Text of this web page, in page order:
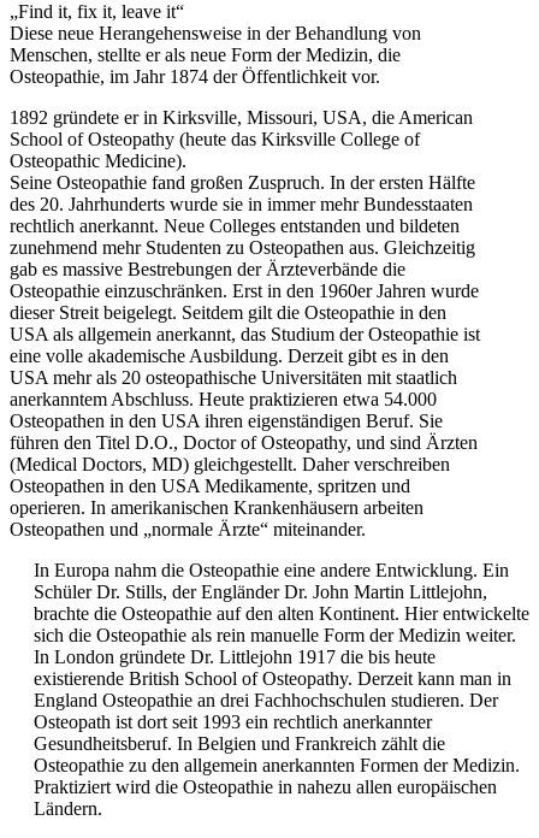
„Find it, fix it, leave it“
Diese neue Herangehensweise in der Behandlung von
Menschen, stellte er als neue Form der Medizin, die
Osteopathie, im Jahr 1874 der Öffentlichkeit vor.
1892 gründete er in Kirksville, Missouri, USA, die American
School of Osteopathy (heute das Kirksville College of
Osteopathic Medicine).
Seine Osteopathie fand großen Zuspruch. In der ersten Hälfte
des 20. Jahrhunderts wurde sie in immer mehr Bundesstaaten
rechtlich anerkannt. Neue Colleges entstanden und bildeten
zunehmend mehr Studenten zu Osteopathen aus. Gleichzeitig
gab es massive Bestrebungen der Ärzteverbände die
Osteopathie einzuschränken. Erst in den 1960er Jahren wurde
dieser Streit beigelegt. Seitdem gilt die Osteopathie in den
USA als allgemein anerkannt, das Studium der Osteopathie ist
eine volle akademische Ausbildung. Derzeit gibt es in den
USA mehr als 20 osteopathische Universitäten mit staatlich
anerkanntem Abschluss. Heute praktizieren etwa 54.000
Osteopathen in den USA ihren eigenständigen Beruf. Sie
führen den Titel D.O., Doctor of Osteopathy, und sind Ärzten
(Medical Doctors, MD) gleichgestellt. Daher verschreiben
Osteopathen in den USA Medikamente, spritzen und
operieren. In amerikanischen Krankenhäusern arbeiten
Osteopathen und „normale Ärzte“ miteinander.
In Europa nahm die Osteopathie eine andere Entwicklung. Ein
Schüler Dr. Stills, der Engländer Dr. John Martin Littlejohn,
brachte die Osteopathie auf den alten Kontinent. Hier entwickelte
sich die Osteopathie als rein manuelle Form der Medizin weiter.
In London gründete Dr. Littlejohn 1917 die bis heute
existierende British School of Osteopathy. Derzeit kann man in
England Osteopathie an drei Fachhochschulen studieren. Der
Osteopath ist dort seit 1993 ein rechtlich anerkannter
Gesundheitsberuf. In Belgien und Frankreich zählt die
Osteopathie zu den allgemein anerkannten Formen der Medizin.
Praktiziert wird die Osteopathie in nahezu allen europäischen
Ländern.